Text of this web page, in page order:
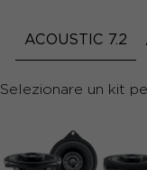
ACOUSTIC 7.2
Selezionare un kit